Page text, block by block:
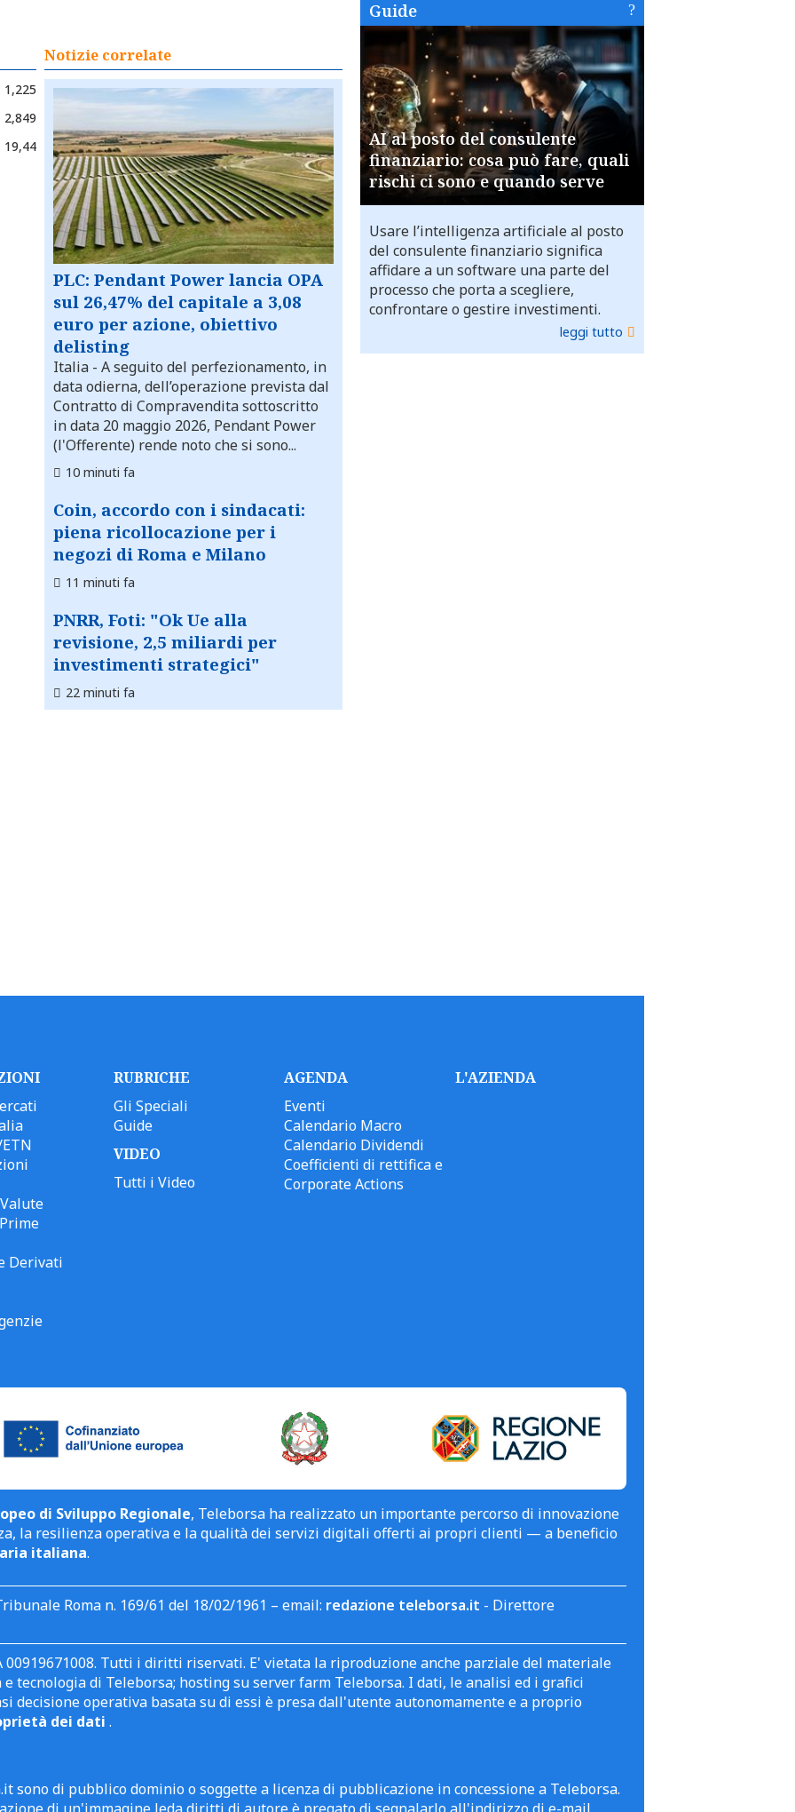
1,225
2,849
19,44
Notizie correlate
PLC: Pendant Power lancia OPA
sul 26,47% del capitale a 3,08
euro per azione, obiettivo
delisting
Italia - A seguito del perfezionamento, in
data odierna, dell’operazione prevista dal
Contratto di Compravendita sottoscritto
in data 20 maggio 2026, Pendant Power
(l'Offerente) rende noto che si sono...
10 minuti fa
Coin, accordo con i sindacati:
piena ricollocazione per i
negozi di Roma e Milano
11 minuti fa
PNRR, Foti: "Ok Ue alla
revisione, 2,5 miliardi per
investimenti strategici"
22 minuti fa
Guide
AI al posto del consulente
finanziario: cosa può fare, quali
rischi ci sono e quando serve
Usare l’intelligenza artificiale al posto
del consulente finanziario significa
affidare a un software una parte del
processo che porta a scegliere,
confrontare o gestire investimenti.
leggi tutto
Derivati
RUBRICHE
Gli Speciali
Guide
VIDEO
Tutti i Video
AGENDA
Eventi
Calendario Macro
Calendario Dividendi
Coefficienti di rettifica e
Corporate Actions
L'AZIENDA
di Sviluppo Regionale, Teleborsa ha realizzato un importante percorso di innovazione
la resilienza operativa e la qualità dei servizi digitali offerti ai propri clienti — a beneficio
italiana.
Roma n. 169/61 del 18/02/1961 – email: redazione teleborsa.it - Direttore
00919671008. Tutti i diritti riservati. E' vietata la riproduzione anche parziale del materiale
tecnologia di Teleborsa; hosting su server farm Teleborsa. I dati, le analisi ed i grafici
decisione operativa basata su di essi è presa dall'utente autonomamente e a proprio
dei dati .
sono di pubblico dominio o soggette a licenza di pubblicazione in concessione a Teleborsa.